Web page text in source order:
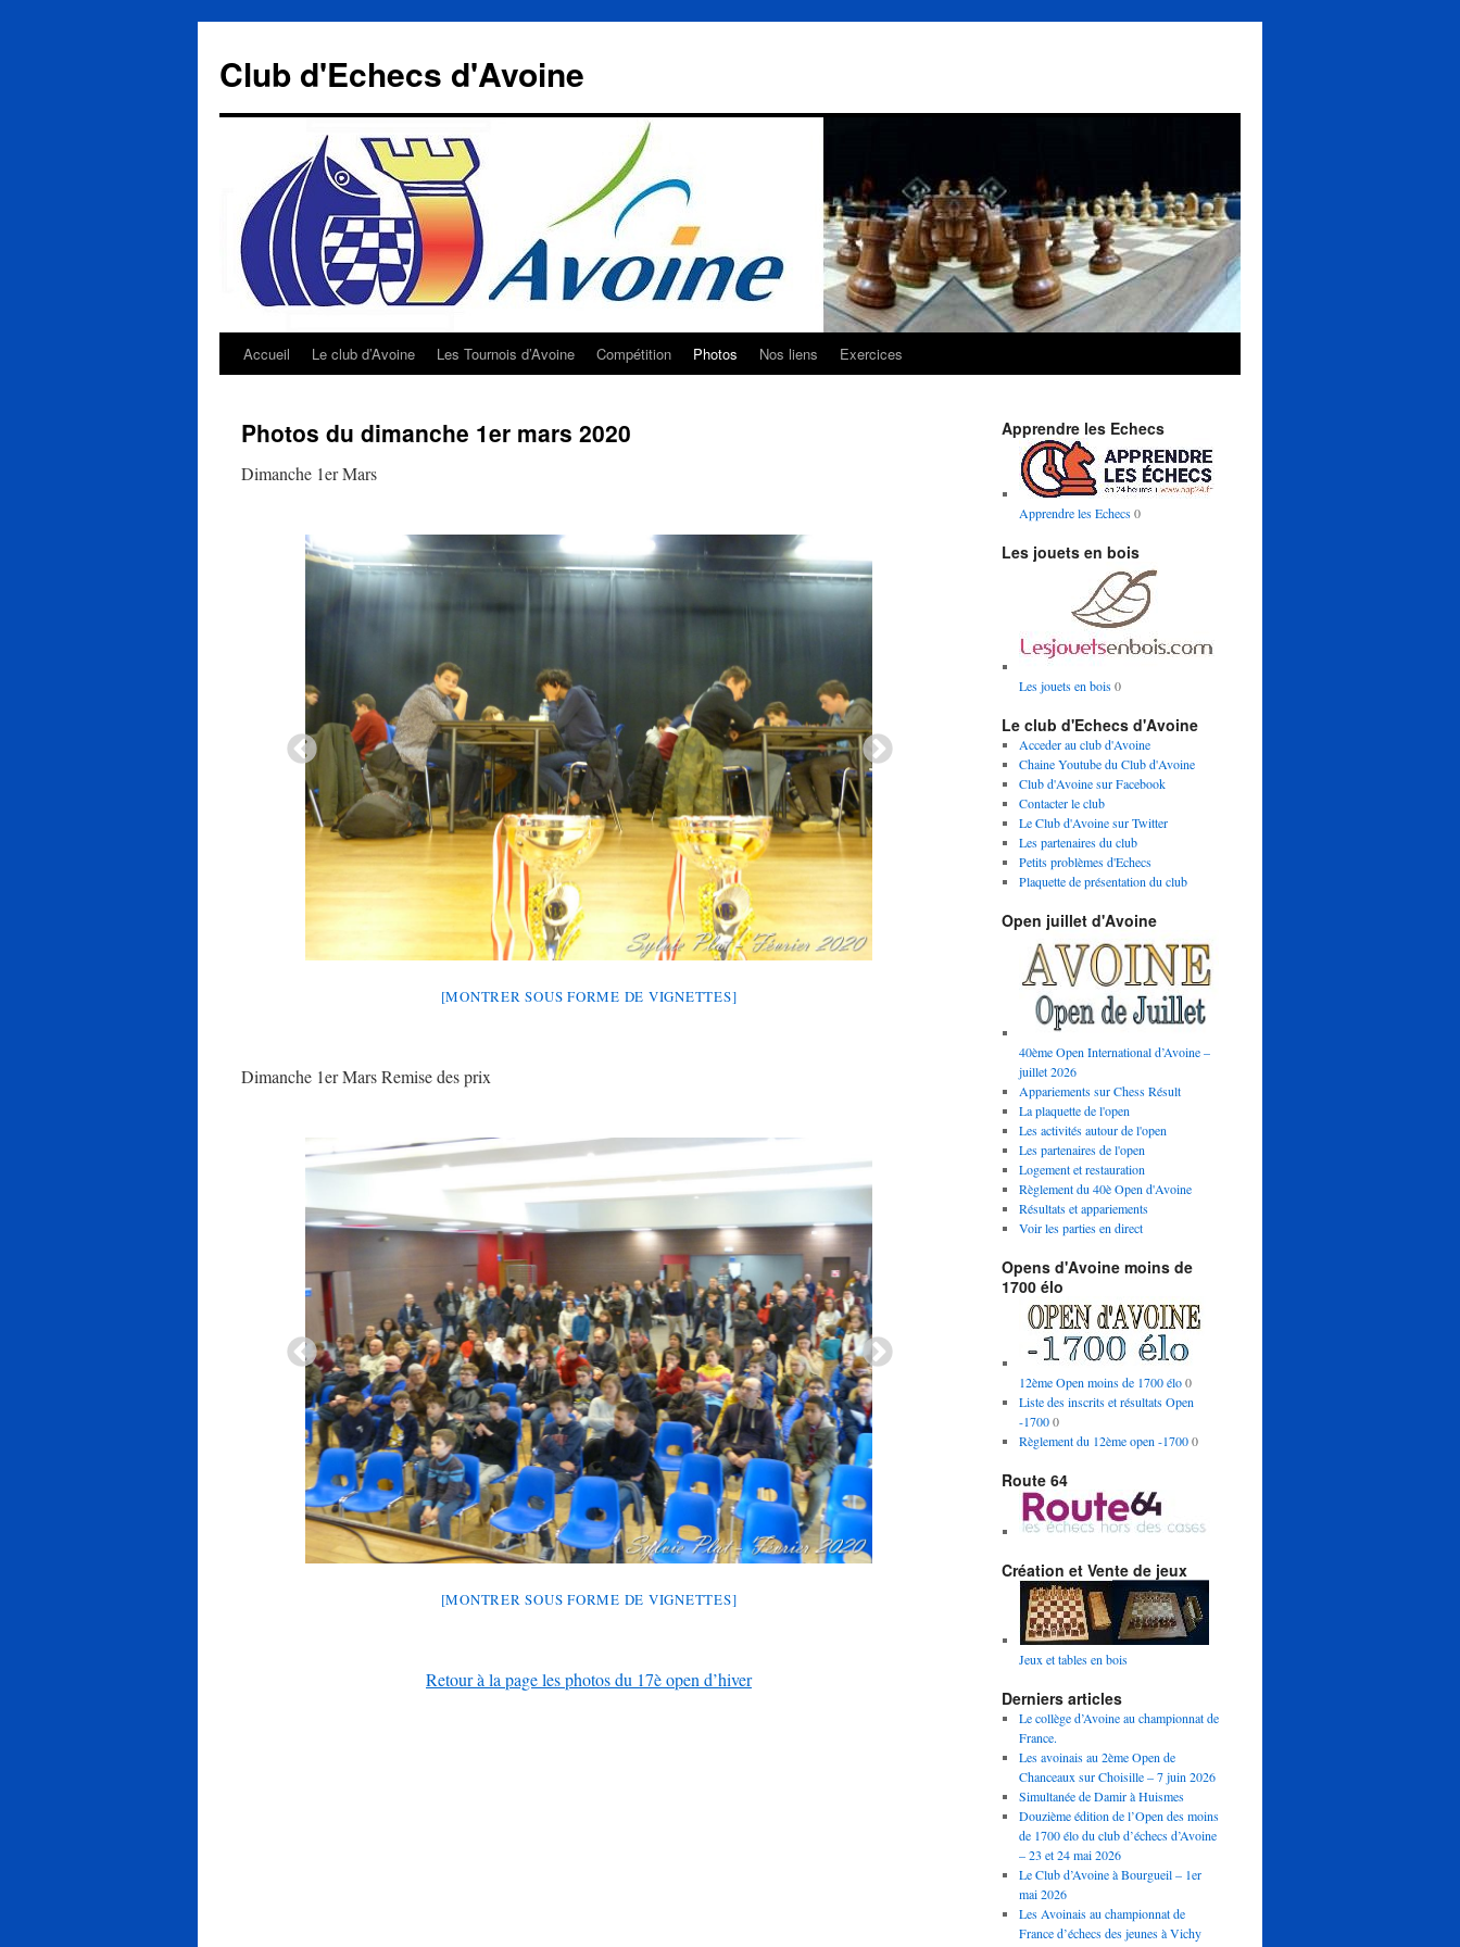
contenu
Club d'Echecs d'Avoine
Accueil Le club d’Avoine Les Tournois d’Avoine Compétition Photos Nos liens Exercices
Photos du dimanche 1er mars 2020
Dimanche 1er Mars
[MONTRER SOUS FORME DE VIGNETTES]
Dimanche 1er Mars Remise des prix
[MONTRER SOUS FORME DE VIGNETTES]
Retour à la page les photos du 17è open d’hiver
Apprendre les Echecs
Apprendre les Echecs0
Les jouets en bois
Les jouets en bois0
Le club d'Echecs d'Avoine
Acceder au club d'Avoine
Chaine Youtube du Club d'Avoine
Club d'Avoine sur Facebook
Contacter le club
Le Club d'Avoine sur Twitter
Les partenaires du club
Petits problèmes d'Echecs
Plaquette de présentation du club
Open juillet d'Avoine
40ème Open International d’Avoine –
juillet 2026
Appariements sur Chess Résult
La plaquette de l'open
Les activités autour de l'open
Les partenaires de l'open
Logement et restauration
Règlement du 40è Open d'Avoine
Résultats et appariements
Voir les parties en direct
Opens d'Avoine moins de
1700 élo
12ème Open moins de 1700 élo0
Liste des inscrits et résultats Open
-17000
Règlement du 12ème open -17000
Route 64
Création et Vente de jeux
Jeux et tables en bois
Derniers articles
Le collège d’Avoine au championnat de
France.
Les avoinais au 2ème Open de
Chanceaux sur Choisille – 7 juin 2026
Simultanée de Damir à Huismes
Douzième édition de l’Open des moins
de 1700 élo du club d’échecs d’Avoine
– 23 et 24 mai 2026
Le Club d’Avoine à Bourgueil – 1er
mai 2026
Les Avoinais au championnat de
France d’échecs des jeunes à Vichy